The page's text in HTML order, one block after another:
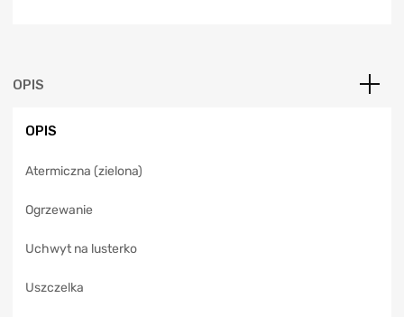
a
OPIS
OPIS
Atermiczna (zielona)
Ogrzewanie
Uchwyt na lusterko
Uszczelka